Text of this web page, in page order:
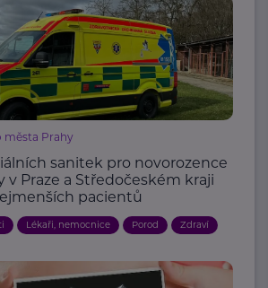
města Prahy
sanitek pro novorozence
v Praze a Středočeském kraji
pacientů
Lékaři, nemocnice Porod Zdraví